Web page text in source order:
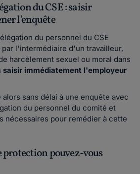
du CSE : saisir
l'enquête
du personnel du CSE
l'intermédiaire d'un travailleur,
harcèlement sexuel ou moral dans
saisir immédiatement l'employeur
sans délai à une enquête avec
du personnel du comité et
nécessaires pour remédier à cette
protection pouvez-vous